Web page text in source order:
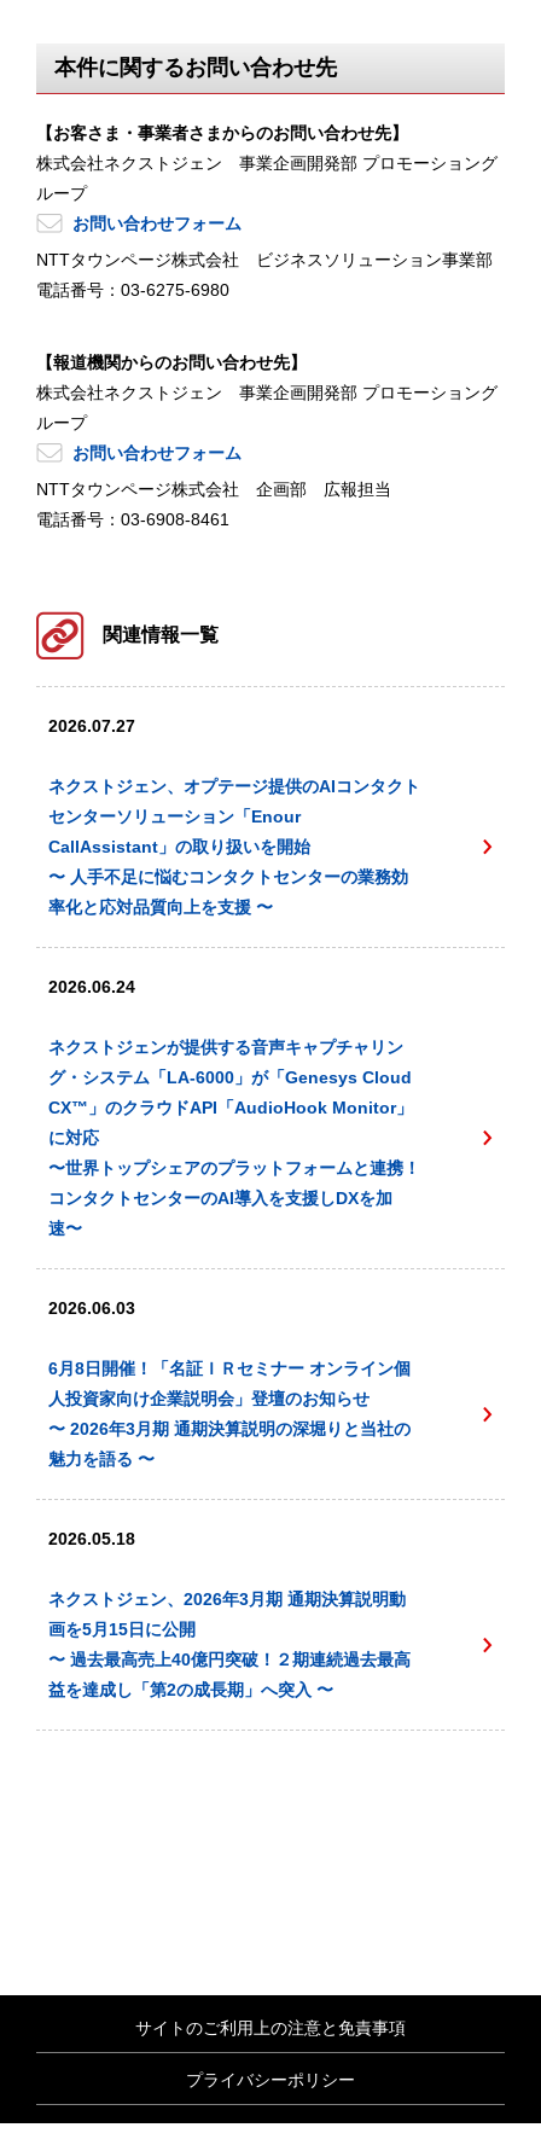
本件に関するお問い合わせ先
【お客さま・事業者さまからのお問い合わせ先】
株式会社ネクストジェン 事業企画開発部 プロモーショング
ループ
お問い合わせフォーム
NTTタウンページ株式会社 ビジネスソリューション事業部
電話番号：03-6275-6980
【報道機関からのお問い合わせ先】
株式会社ネクストジェン 事業企画開発部 プロモーショング
ループ
お問い合わせフォーム
NTTタウンページ株式会社 企画部 広報担当
電話番号：03-6908-8461
関連情報一覧
2026.07.27
ネクストジェン、オプテージ提供のAIコンタクト
センターソリューション「Enour
CallAssistant」の取り扱いを開始
〜 人手不足に悩むコンタクトセンターの業務効
率化と応対品質向上を支援 〜
2026.06.24
ネクストジェンが提供する音声キャプチャリン
グ・システム「LA-6000」が「Genesys Cloud
CX™️」のクラウドAPI「AudioHook Monitor」
に対応
〜世界トップシェアのプラットフォームと連携！
コンタクトセンターのAI導入を支援しDXを加
速〜
2026.06.03
6月8日開催！「名証ＩＲセミナー オンライン個
人投資家向け企業説明会」登壇のお知らせ
〜 2026年3月期 通期決算説明の深堀りと当社の
魅力を語る 〜
2026.05.18
ネクストジェン、2026年3月期 通期決算説明動
画を5月15日に公開
〜 過去最高売上40億円突破！２期連続過去最高
益を達成し「第2の成長期」へ突入 〜
サイトのご利用上の注意と免責事項
プライバシーポリシー